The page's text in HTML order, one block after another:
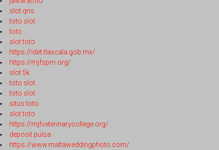
slot qris
toto slot
toto
slot toto
https://idet.tlaxcala.gob.mx/
https://mjfspm.org/
slot 5k
toto slot
toto slot
situs toto
slot toto
https://mjfveterinarycollege.org/
deposit pulsa
https://www.maltaweddingphoto.com/